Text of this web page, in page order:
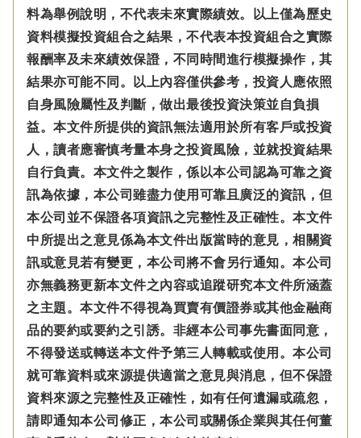
料為舉例說明，不代表未來實際績效。以上僅為歷史
資料模擬投資組合之結果，不代表本投資組合之實際
報酬率及未來績效保證，不同時間進行模擬操作，其
結果亦可能不同。以上內容僅供參考，投資人應依照
自身風險屬性及判斷，做出最後投資決策並自負損
益。本文件所提供的資訊無法適用於所有客戶或投資
人，讀者應審慎考量本身之投資風險，並就投資結果
自行負責。本文件之製作，係以本公司認為可靠之資
訊為依據，本公司雖盡力使用可靠且廣泛的資訊，但
本公司並不保證各項資訊之完整性及正確性。本文件
中所提出之意見係為本文件出版當時的意見，相關資
訊或意見若有變更，本公司將不會另行通知。本公司
亦無義務更新本文件之內容或追蹤研究本文件所涵蓋
之主題。本文件不得視為買賣有價證券或其他金融商
品的要約或要約之引誘。非經本公司事先書面同意，
不得發送或轉送本文件予第三人轉載或使用。本公司
就可靠資料或來源提供適當之意見與消息，但不保證
資料來源之完整性及正確性，如有任何遺漏或疏忽，
請即通知本公司修正，本公司或關係企業與其任何董